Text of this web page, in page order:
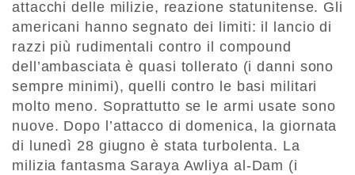
attacchi delle milizie, reazione statunitense. Gli
americani hanno segnato dei limiti: il lancio di
razzi più rudimentali contro il compound
dell’ambasciata è quasi tollerato (i danni sono
sempre minimi), quelli contro le basi militari
molto meno. Soprattutto se le armi usate sono
nuove. Dopo l’attacco di domenica, la giornata
di lunedì 28 giugno è stata turbolenta. La
milizia fantasma Saraya Awliya al-Dam (i